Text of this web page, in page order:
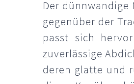
Der
gegenüber der
passt sich
zuverlässige
deren glatte und